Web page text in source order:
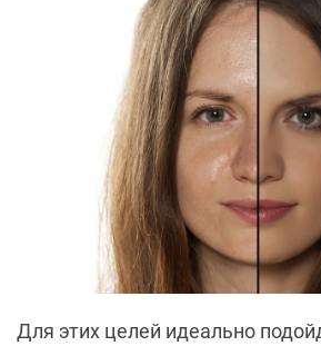
Для этих целей идеально